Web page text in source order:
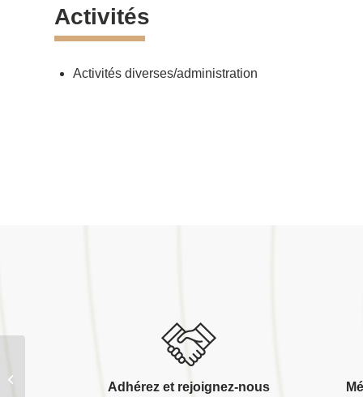
Activités
Activités diverses/administration
Adhérez et rejoignez-nous
Commune de heudebouville